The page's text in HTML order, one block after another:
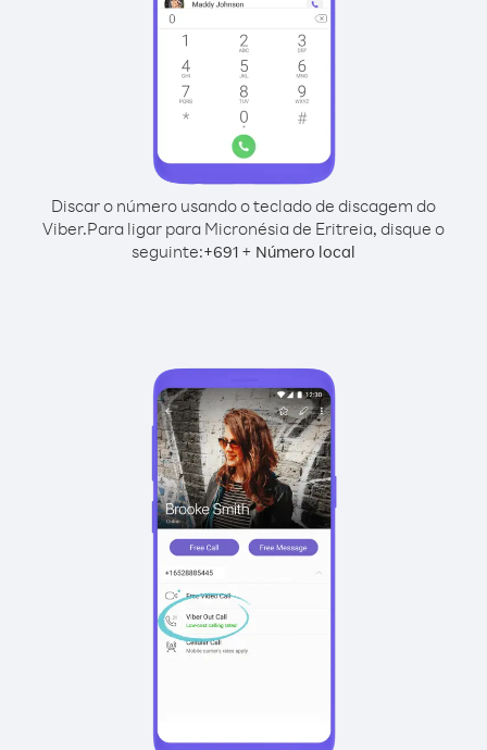
Discar o número usando o teclado de discagem do
Viber.Para ligar para Micronésia de Eritreia, disque o
seguinte:+691 + Número local